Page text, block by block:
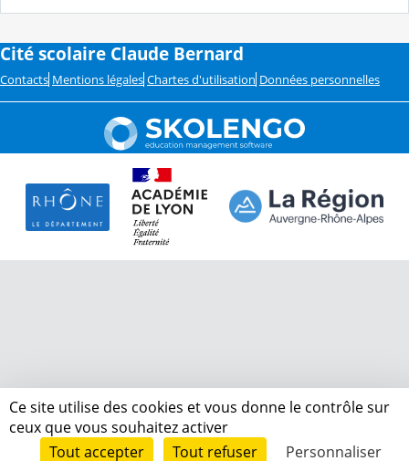
Cité scolaire Claude Bernard
Contacts Mentions légales Chartes d'utilisation Données personnelles
Ce site utilise des cookies et vous donne le contrôle sur
ceux que vous souhaitez activer
Tout accepter
Tout refuser Personnaliser